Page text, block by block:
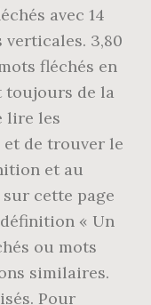
avec 14
verticales. 3,80
fléchés en
toujours de la
lire les
et de trouver le
et au
cette page
« Un
ou mots
similaires.
Pour